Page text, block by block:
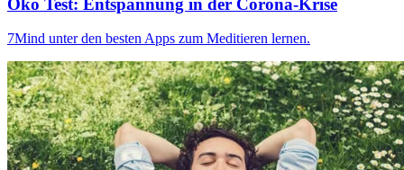
7Mind unter den besten Apps zum Meditieren lernen.